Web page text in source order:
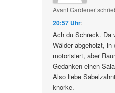
Avant Gardener
20:57 Uhr:
Ach du Schreck. Da
Wälder abgeholzt,
motorisiert, aber
Gedanken einen
Also liebe
knorke.